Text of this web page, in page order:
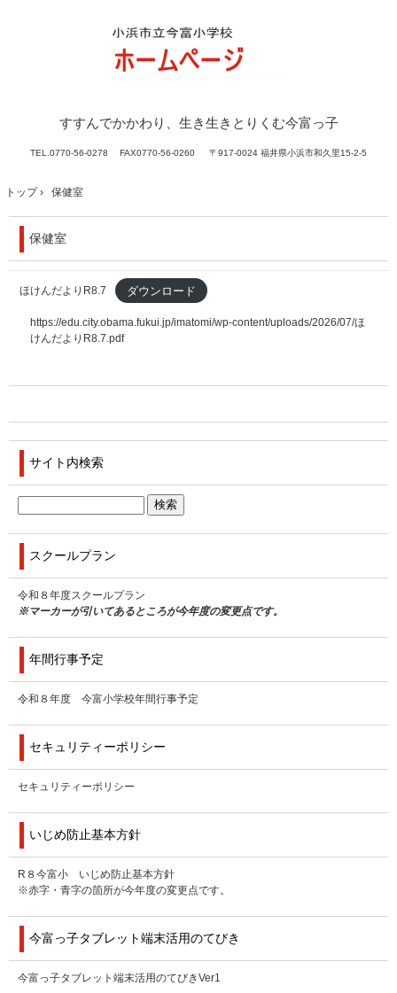
すすんでかかわり、生き生きとりくむ今富っ子
TEL. 0770-56-0278 FAX0770-56-0260 〒917-0024 福井県小浜市和久里15-2-5
トップ› 保健室
保健室
ほけんだよりR8.7 ダウンロード
https://edu.city.obama.fukui.jp/imatomi/wp-content/uploads/2026/07/ほ
けんだよりR8.7.pdf
サイト内検索
スクールプラン
令和８年度スクールプラン
※マーカーが引いてあるところが今年度の変更点です。
年間行事予定
令和８年度 今富小学校年間行事予定
セキュリティーポリシー
セキュリティーポリシー
いじめ防止基本方針
R８今富小 いじめ防止基本方針
※赤字・青字の箇所が今年度の変更点です。
今富っ子タブレット端末活用のてびき
今富っ子タブレット端末活用のてびきVer1